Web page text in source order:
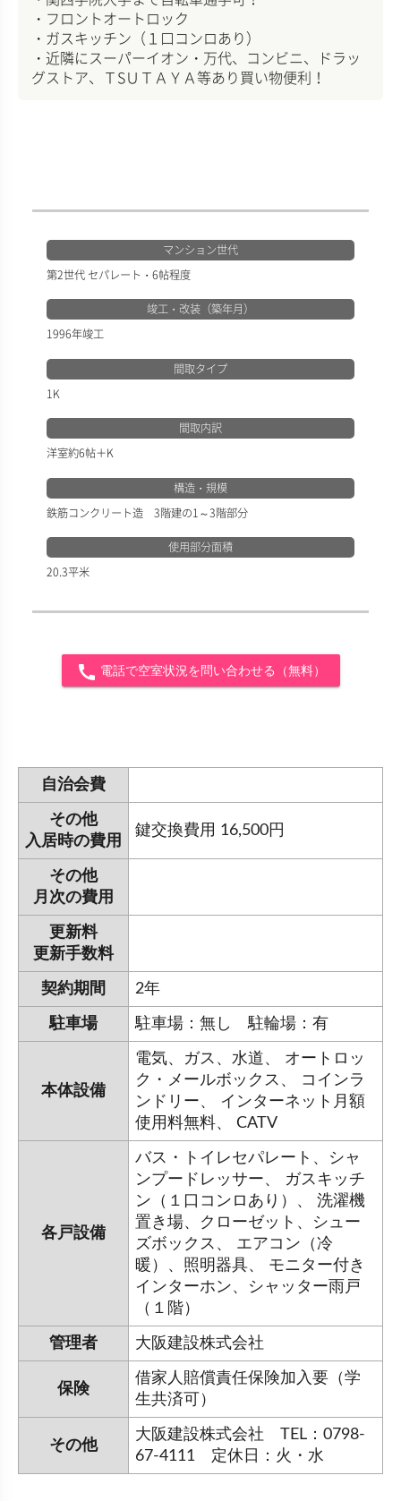
・フロントオートロック
・ガスキッチン（１口コンロあり）
・近隣にスーパーイオン・万代、コンビニ、ドラッ
グストア、ＴSＵＴＡＹＡ等あり買い物便利！
マンション世代
第2世代 セパレート・6帖程度
竣工・改装（築年月）
1996年竣工
間取タイプ
1K
間取内訳
洋室約6帖＋K
構造・規模
鉄筋コンクリート造 3階建の1～3階部分
使用部分面積
20.3平米
call 電話で空室状況を問い合わせる（無料）
自治会費
その他
入居時の費用
鍵交換費用 16,500円
その他
月次の費用
更新料
更新手数料
契約期間 2年
駐車場 駐車場：無し 駐輪場：有
本体設備
電気、ガス、水道、 オートロッ
ク・メールボックス、 コインラ
ンドリー、 インターネット月額
使用料無料、 CATV
各戸設備
バス・トイレセパレート、シャ
ンプードレッサー、 ガスキッチ
ン（１口コンロあり）、 洗濯機
置き場、クローゼット、シュー
ズボックス、 エアコン（冷
暖）、照明器具、 モニター付き
インターホン、シャッター雨戸
（１階）
管理者 大阪建設株式会社
保険
借家人賠償責任保険加入要（学
生共済可）
その他
大阪建設株式会社 TEL：0798-
67-4111 定休日：火・水